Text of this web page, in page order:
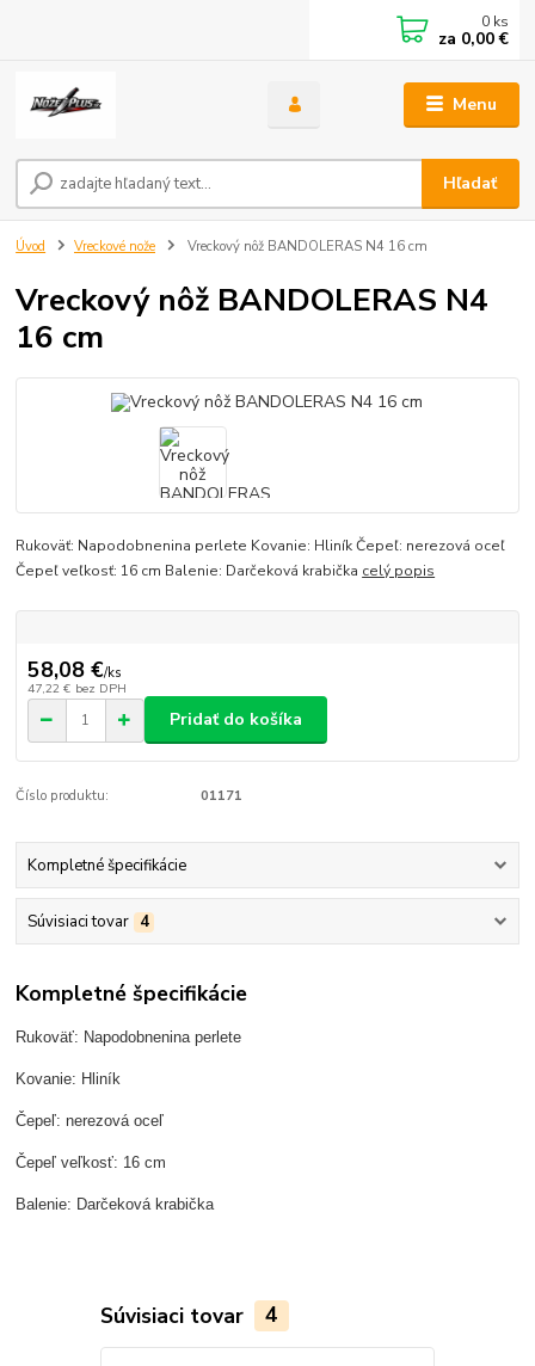
Menu
Hľadať
0 ks
za 0,00 €
Úvod Vreckové nože Vreckový nôž BANDOLERAS N4 16 cm
Vreckový nôž BANDOLERAS N4
16 cm
Rukoväť: Napodobnenina perlete Kovanie: Hliník Čepeľ: nerezová oceľ
Čepeľ veľkosť: 16 cm Balenie: Darčeková krabička celý popis
58,08 €/ks
47,22 € bez DPH
Pridať do košíka
Číslo produktu: 01171
Kompletné špecifikácie
Súvisiaci tovar 4
Kompletné špecifikácie
Rukoväť: Napodobnenina perlete
Kovanie: Hliník
Čepeľ: nerezová oceľ
Čepeľ veľkosť: 16 cm
Balenie: Darčeková krabička
Súvisiaci tovar 4